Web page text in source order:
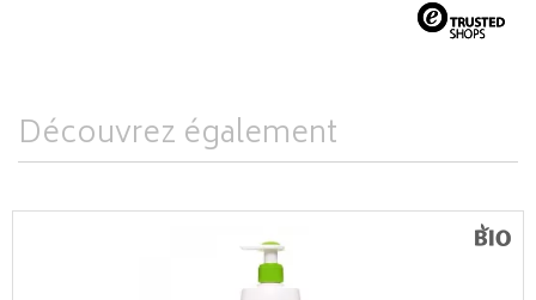
Découvrez également